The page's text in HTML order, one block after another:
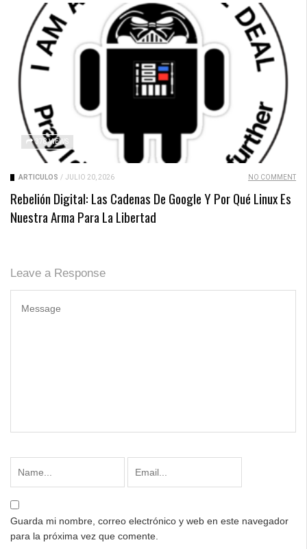
378 VIEWS
ARTICULOS / JULIO 20, 2026 NO COMMENT
Rebelión Digital: Las Cadenas De Google Y Por Qué Linux Es
Nuestra Arma Para La Libertad
Leave a Response
Guarda mi nombre, correo electrónico y web en este navegador
para la próxima vez que comente.